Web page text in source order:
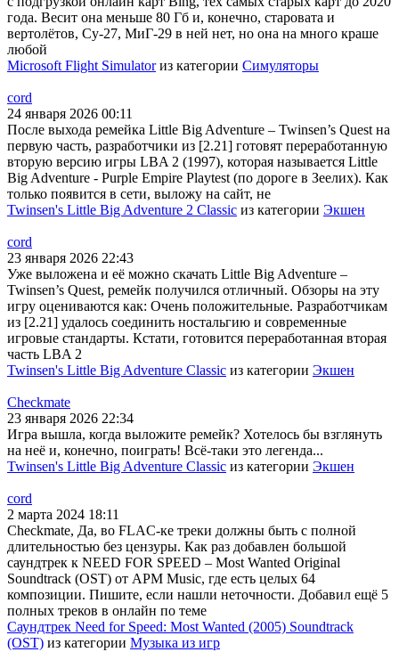
года. Весит она меньше 80 Гб и, конечно, старовата и
вертолётов, Су-27, МиГ-29 в ней нет, но она на много краше
любой
Microsoft Flight Simulatorиз категории Симуляторы
cord
24 января 2026 00:11
После выхода ремейка Little Big Adventure – Twinsen’s Quest на
первую часть, разработчики из [2.21] готовят переработанную
вторую версию игры LBA 2 (1997), которая называется Little
Big Adventure - Purple Empire Playtest (по дороге в Зеелих). Как
только появится в сети, выложу на сайт, не
Twinsen's Little Big Adventure 2 Classic из категории Экшен
cord
23 января 2026 22:43
Уже выложена и её можно скачать Little Big Adventure –
Twinsen’s Quest, ремейк получился отличный. Обзоры на эту
игру оцениваются как: Очень положительные. Разработчикам
из [2.21] удалось соединить ностальгию и современные
игровые стандарты. Кстати, готовится переработанная вторая
часть LBA 2
Twinsen's Little Big Adventure Classic из категории Экшен
Checkmate
23 января 2026 22:34
Игра вышла, когда выложите ремейк? Хотелось бы взглянуть
на неё и, конечно, поиграть! Всё-таки это легенда...
Twinsen's Little Big Adventure Classic из категории Экшен
cord
2 марта 2024 18:11
Checkmate, Да, во FLAC-ке треки должны быть с полной
длительностью без цензуры. Как раз добавлен большой
саундтрек к NEED FOR SPEED – Most Wanted Original
Soundtrack (OST) от APM Music, где есть целых 64
композиции. Пишите, если нашли неточности. Добавил ещё 5
полных треков в онлайн по теме
Саундтрек Need for Speed: Most Wanted (2005) Soundtrack
(OST) из категории Музыка из игр